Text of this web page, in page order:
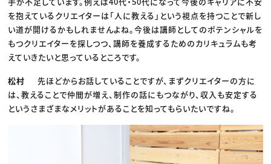
を抱えているクリエイターは「人に教える」という視点を持つことで新し
い道が開けるかもしれませんよね。今後は講師としてのポテンシャルを
もつクリエイターを探しつつ、講師を養成するためのカリキュラムも考
えていきたいと思っているところです。
松村
先ほどからお話していることですが、まずクリエイターの方に
は、教えることで仲間が増え、制作の話にもつながり、収入も安定する
というさまざまなメリットがあることを知ってもらいたいですね。